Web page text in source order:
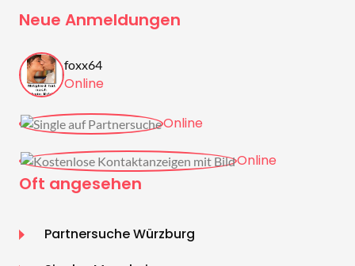
Neue Anmeldungen
foxx64
Online
Online
Online
Oft angesehen
Partnersuche Würzburg